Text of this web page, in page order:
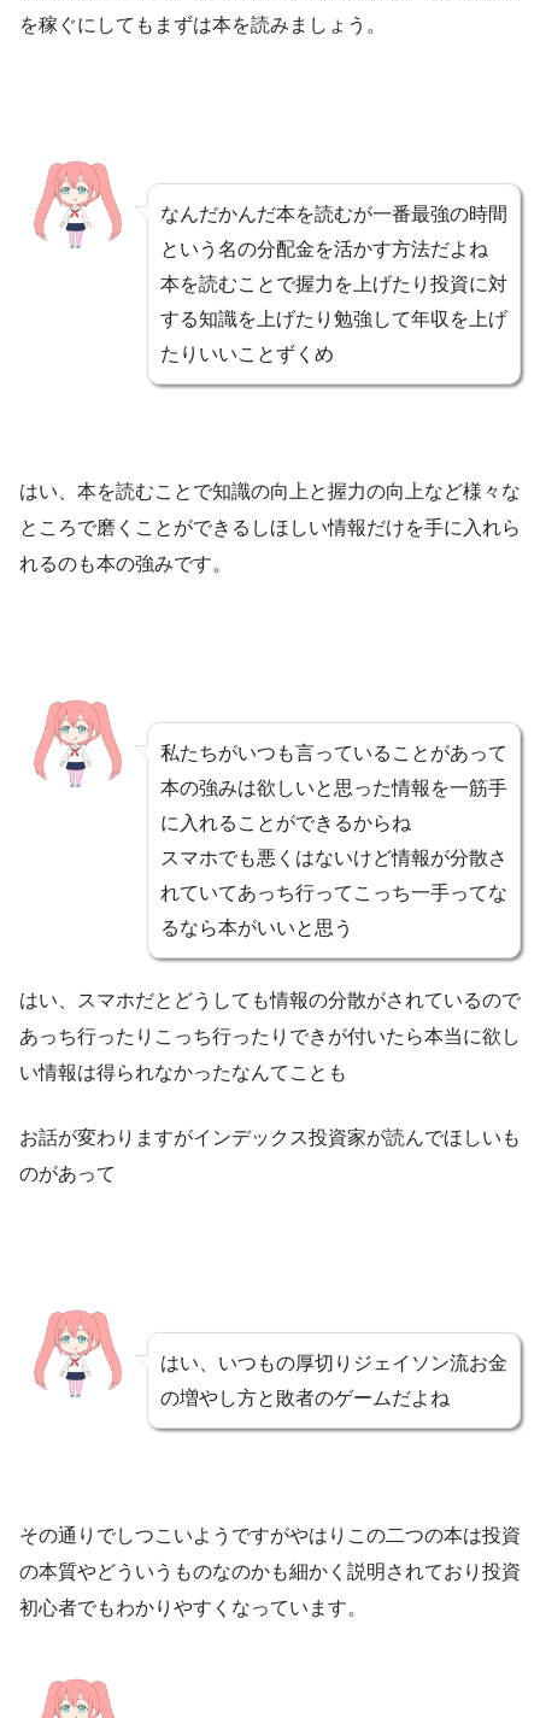
を稼ぐにしてもまずは本を読みましょう。
なんだかんだ本を読むが一番最強の時間
という名の分配金を活かす方法だよね
本を読むことで握力を上げたり投資に対
する知識を上げたり勉強して年収を上げ
たりいいことずくめ
はい、本を読むことで知識の向上と握力の向上など様々な
ところで磨くことができるしほしい情報だけを手に入れら
れるのも本の強みです。
私たちがいつも言っていることがあって
本の強みは欲しいと思った情報を一筋手
に入れることができるからね
スマホでも悪くはないけど情報が分散さ
れていてあっち行ってこっち一手ってな
るなら本がいいと思う
はい、スマホだとどうしても情報の分散がされているので
あっち行ったりこっち行ったりできが付いたら本当に欲し
い情報は得られなかったなんてことも
お話が変わりますがインデックス投資家が読んでほしいも
のがあって
はい、いつもの厚切りジェイソン流お金
の増やし方と敗者のゲームだよね
その通りでしつこいようですがやはりこの二つの本は投資
の本質やどういうものなのかも細かく説明されており投資
初心者でもわかりやすくなっています。